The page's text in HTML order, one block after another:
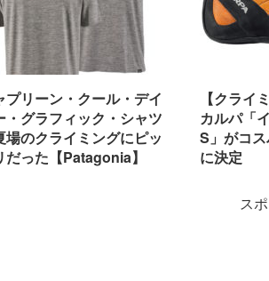
プリーン・クール・デイ
・グラフィック・シャツ
場のクライミングにピッ
だった【Patagonia】
【クライ
カルパ「
S」がコ
に決定
ス